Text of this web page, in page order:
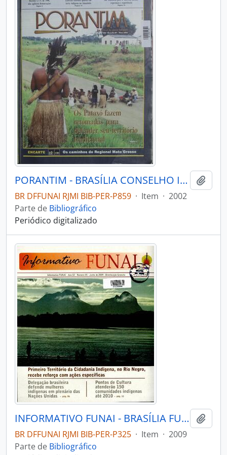
PORANTIM - BRASÍLIA CONSELHO INDIGENISTA MISSIONÁRIO - 2002 - Nº245
BR DFFUNAI RJMI BIB-PER-P859 · Item · 2002
Parte de Bibliográfico
Periódico digitalizado
INFORMATIVO FUNAI - BRASÍLIA FUNAI - 2009 - Nº05
BR DFFUNAI RJMI BIB-PER-P325 · Item · 2009
Parte de Bibliográfico